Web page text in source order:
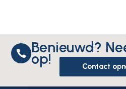
 Benieuwd?
op! Contact